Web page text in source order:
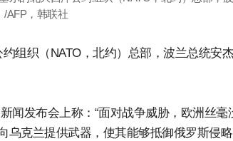
/AFP，韩联社
组织（NATO，北约）总部，波兰总统安
闻发布会上称：“面对战争威胁，欧洲丝毫
乌克兰提供武器，使其能够抵御俄罗斯侵